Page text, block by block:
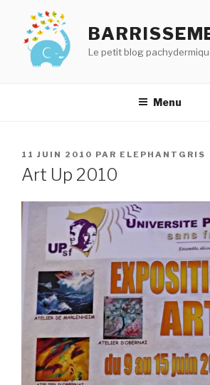
contenu
principal
Le petit blog
Menu
PUBLIÉ
LE
11 JUIN 2010 PAR ELEPHANTGRIS
Art Up 2010